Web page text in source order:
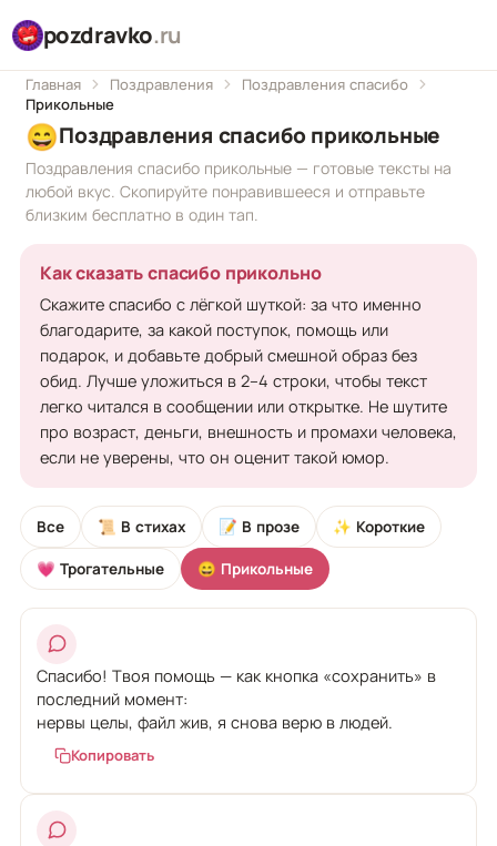
pozdravko.ru
Главная Поздравления
Поздравления спасибо
Прикольные
😄Поздравления спасибо прикольные
Поздравления спасибо прикольные — готовые тексты на
любой вкус. Скопируйте понравившееся и отправьте
близким бесплатно в один тап.
Как сказать спасибо прикольно
Скажите спасибо с лёгкой шуткой: за что именно
благодарите, за какой поступок, помощь или
подарок, и добавьте добрый смешной образ без
обид. Лучше уложиться в 2–4 строки, чтобы текст
легко читался в сообщении или открытке. Не шутите
про возраст, деньги, внешность и промахи человека,
если не уверены, что он оценит такой юмор.
Все 📜 В стихах 📝 В прозе ✨ Короткие
💗 Трогательные 😄 Прикольные
Спасибо! Твоя помощь — как кнопка «сохранить» в
последний момент:
нервы целы, файл жив, я снова верю в людей.
Копировать